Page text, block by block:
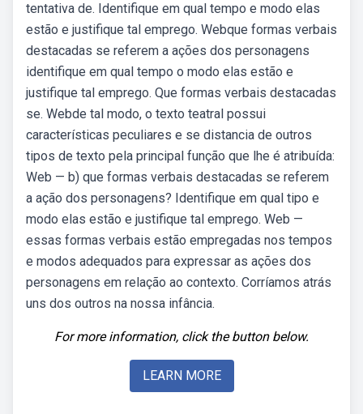
tentativa de. Identifique em qual tempo e modo elas
estão e justifique tal emprego. Webque formas verbais
destacadas se referem a ações dos personagens
identifique em qual tempo o modo elas estão e
justifique tal emprego. Que formas verbais destacadas
se. Webde tal modo, o texto teatral possui
características peculiares e se distancia de outros
tipos de texto pela principal função que lhe é atribuída:
Web — b) que formas verbais destacadas se referem
a ação dos personagens? Identifique em qual tipo e
modo elas estão e justifique tal emprego. Web —
essas formas verbais estão empregadas nos tempos
e modos adequados para expressar as ações dos
personagens em relação ao contexto. Corríamos atrás
uns dos outros na nossa infância.
For more information, click the button below.
LEARN MORE